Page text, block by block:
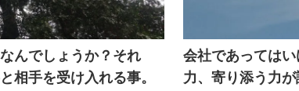
んでしょうか？それ
相手を受け入れる事。
会社であっては
力、寄り添う力